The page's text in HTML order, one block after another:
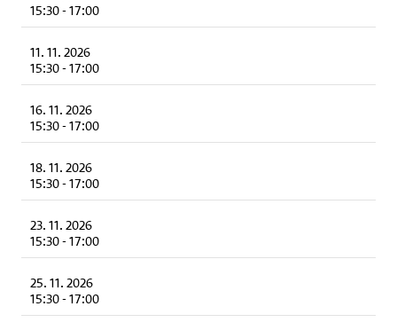
15:30-17:00
11. 11. 2026
15:30-17:00
16. 11. 2026
15:30-17:00
18. 11. 2026
15:30-17:00
23. 11. 2026
15:30-17:00
25. 11. 2026
15:30-17:00